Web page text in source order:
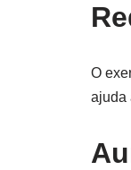
O
ajuda